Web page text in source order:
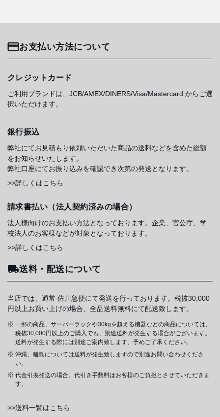
お支払い方法について
クレジットカード
ご利用ブランドは、JCB/AMEX/DINERS/Visa/Mastercard からご選
択いただけます。
銀行振込
弊社にてお見積もり依頼いただいた商品の送料などを含めた総額
をお知らせいたします。
弊社口座にてお振り込みを確認でき次第の発送となります。
>>詳しくはこちら
請求書払い（法人契約済みの場合）
法人様向けのお支払い方法となっております。企業、官公庁、学
校法人のお客様などが対象となっております。
>>詳しくはこちら
送料・配送について
当店では、通常 佐川急便にて発送を行っております。税抜30,000
円以上お買い上げの場合、全品送料無料にて配送致します。
一部の商品、サーバーラックや30kgを超える機器などの商品については、
税抜30,000円以上のご購入でも、別途送料が発生する場合がございます。
送料が発生する際には別途ご案内致します、予めご了承ください。
沖縄、離島については送料が発生致しますので別途お問い合わせくださ
い。
代金引換発送の場合、代引き手数料はお客様のご負担とさせていただきま
す。
>>送料一覧はこちら